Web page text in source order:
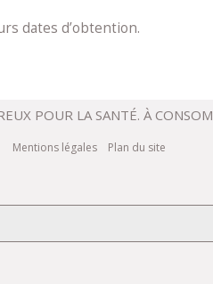
dates d’obtention.
POUR LA SANTÉ. À
Mentions légales Plan du site